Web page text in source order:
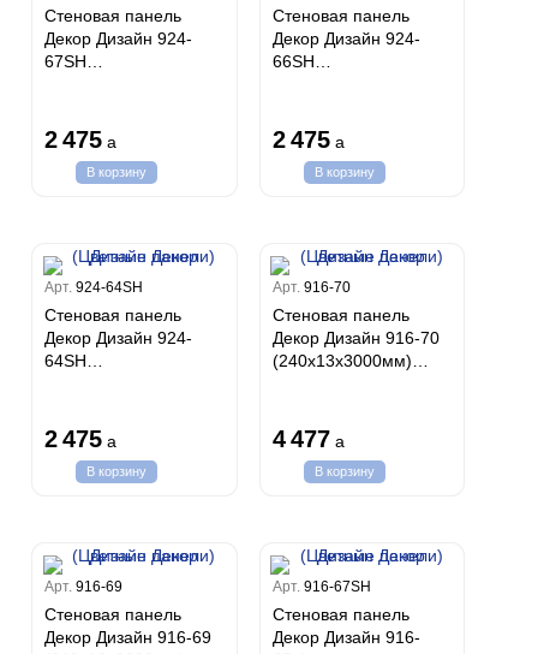
Стеновая панель
Декор Дизайн 924-
67SH
Дизайн Декор
(Цветные панели)
2 475 a
В корзину
Стеновая панель
Декор Дизайн 924-
66SH
Декор (Цветные
панели)
2 475 a
В корзину
Арт.924-64SH
Стеновая панель
Декор Дизайн 924-
64SH
(Цветные панели)
2 475 a
В корзину
Арт. 916-70
Стеновая панель
Декор Дизайн 916-70
(240x13x3000мм)
4 477 a
В корзину
Арт.916-69
Стеновая панель
Декор Дизайн 916-69
Арт. 916-67SH
Стеновая панель
Декор Дизайн 916-